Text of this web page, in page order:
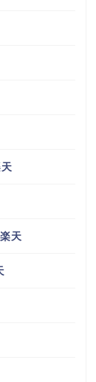
天